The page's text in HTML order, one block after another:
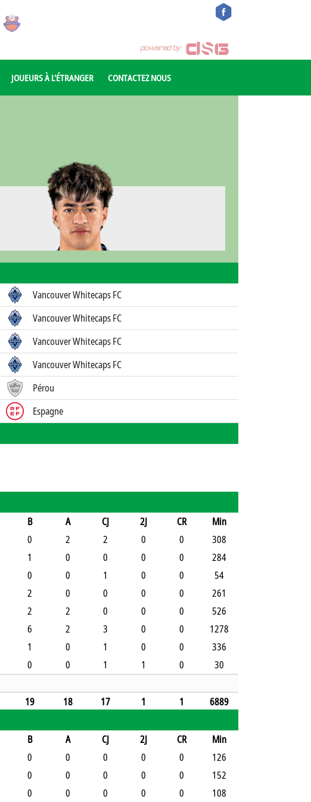
JOUEURS À L'ÉTRANGER CONTACTEZ NOUS
Vancouver Whitecaps FC
Vancouver Whitecaps FC
Vancouver Whitecaps FC
Vancouver Whitecaps FC
Pérou
Espagne
B A CJ 2J CR
Min
0 2 2 0 0
308
1 0 0 0 0
284
0 0 1 0 0
54
2 0 0 0 0
261
2 2 0 0 0
526
6 2 3 0 0
1278
1 0 1 0 0
336
0 0 1 1 0
30
19 18 17 1 1 6889
B A CJ 2J CR
Min
0 0 0 0 0
126
0 0 0 0 0
152
0 0 0 0 0 108